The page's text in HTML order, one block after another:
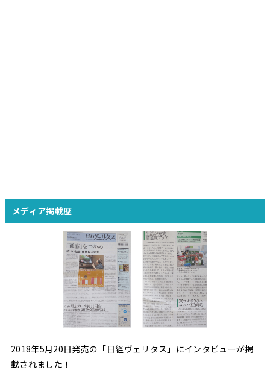
メディア掲載歴
2018年5月20日発売の「日経ヴェリタス」にインタビューが掲
載されました！